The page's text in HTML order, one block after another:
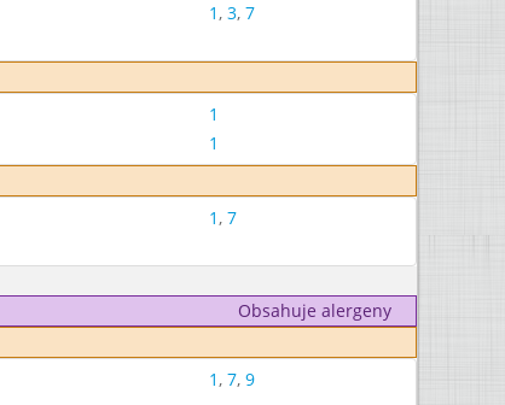
1, 3, 7
1
1
1, 7
Obsahuje alergeny
1, 7, 9